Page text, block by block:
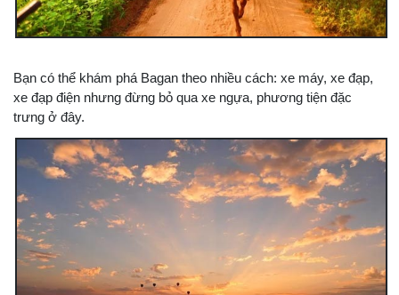
Bạn có thể khám phá Bagan theo nhiều cách: xe máy, xe đạp,
xe đạp điện nhưng đừng bỏ qua xe ngựa, phương tiện đặc
trưng ở đây.